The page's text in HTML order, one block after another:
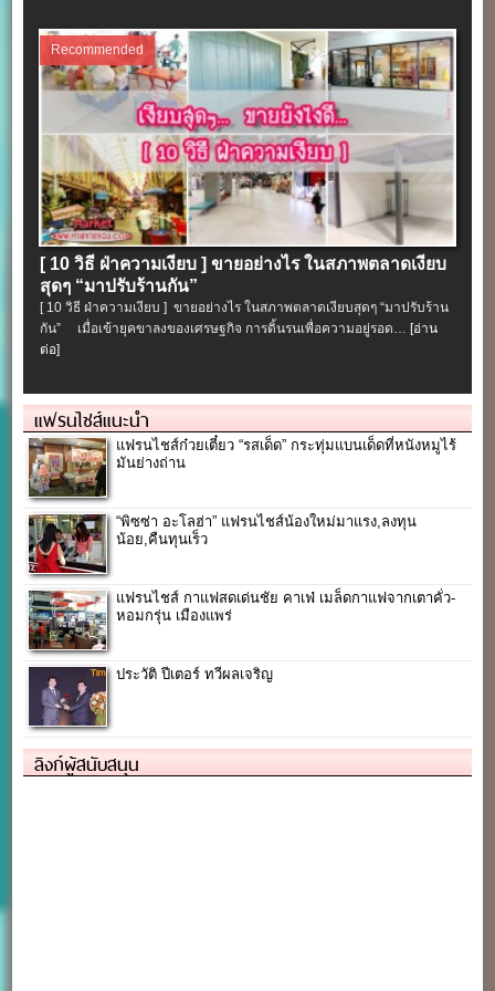
Recommended
[ 10 วิธี ฝ่าความเงียบ ] ขายอย่างไร ในสภาพตลาดเงียบ
สุดๆ “มาปรับร้านกัน”
[ 10 วิธี ฝ่าความเงียบ ] ขายอย่างไร ในสภาพตลาดเงียบสุดๆ “มาปรับร้าน
กัน” เมื่อเข้ายุคขาลงของเศรษฐกิจ การดิ้นรนเพื่อความอยู่รอด…[อ่าน
ต่อ]
แฟรนไชส์แนะนำ
แฟรนไชส์ก๋วยเตี๋ยว “รสเด็ด” กระทุ่มแบนเด็ดที่หนังหมูไร้
มันย่างถ่าน
“พิซซ่า อะโลฮ่า” แฟรนไชส์น้องใหม่มาแรง,ลงทุน
น้อย,คืนทุนเร็ว
แฟรนไชส์ กาแฟสดเด่นชัย คาเฟ่ เมล็ดกาแฟจากเตาคั่ว-
หอมกรุ่น เมืองแพร่
ประวัติ ปีเตอร์ ทวีผลเจริญ
ลิงก์ผู้สนับสนุน